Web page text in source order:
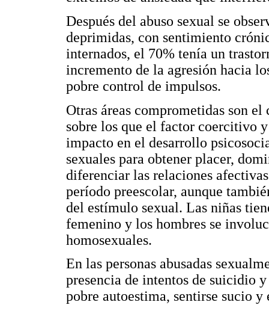
Después del abuso sexual se
deprimidas, con sentimiento
internados, el 70% tenía un
incremento de la agresión hacia
pobre control de impulsos.
Otras áreas comprometidas son
sobre los que el factor coercitivo
impacto en el desarrollo
sexuales para obtener placer,
diferenciar las relaciones
período preescolar, aunque
del estímulo sexual. Las niñas
femenino y los hombres se
homosexuales.
En las personas abusadas
presencia de intentos de suicidio
pobre autoestima, sentirse sucio